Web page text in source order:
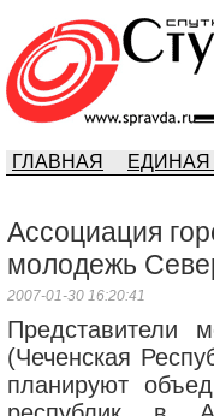
ГЛАВНАЯ ЕДИНАЯ
Ассоциация
молодежь
2007-01-30 16:20:41
Представители
(Чеченская
планируют